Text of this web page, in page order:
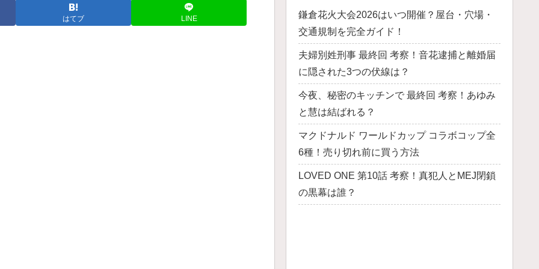
はてブ LINE
鎌倉花火大会2026はいつ開催？屋台・穴場・
交通規制を完全ガイド！
夫婦別姓刑事 最終回 考察！音花逮捕と離婚届
に隠された3つの伏線は？
今夜、秘密のキッチンで 最終回 考察！あゆみ
と慧は結ばれる？
マクドナルド ワールドカップ コラボコップ全
6種！売り切れ前に買う方法
LOVED ONE 第10話 考察！真犯人とMEJ閉鎖
の黒幕は誰？